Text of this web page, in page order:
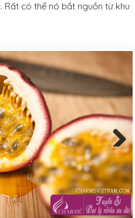
Rất có thể nó bắt nguồn từ khu
Next